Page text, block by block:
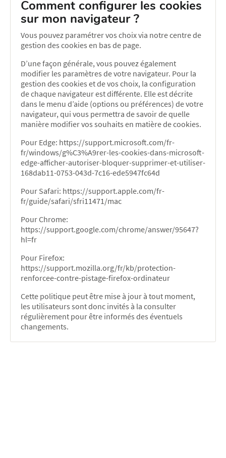
Comment configurer les cookies
sur mon navigateur ?
Vous pouvez paramétrer vos choix via notre centre de
gestion des cookies en bas de page.
D’une façon générale, vous pouvez également
modifier les paramètres de votre navigateur. Pour la
gestion des cookies et de vos choix, la configuration
de chaque navigateur est différente. Elle est décrite
dans le menu d’aide (options ou préférences) de votre
navigateur, qui vous permettra de savoir de quelle
manière modifier vos souhaits en matière de cookies.
Pour Edge: https://support.microsoft.com/fr-
fr/windows/g%C3%A9rer-les-cookies-dans-microsoft-
edge-afficher-autoriser-bloquer-supprimer-et-utiliser-
168dab11-0753-043d-7c16-ede5947fc64d
Pour Safari: https://support.apple.com/fr-
fr/guide/safari/sfri11471/mac
Pour Chrome:
https://support.google.com/chrome/answer/95647?
hl=fr
Pour Firefox:
https://support.mozilla.org/fr/kb/protection-
renforcee-contre-pistage-firefox-ordinateur
Cette politique peut être mise à jour à tout moment,
les utilisateurs sont donc invités à la consulter
régulièrement pour être informés des éventuels
changements.